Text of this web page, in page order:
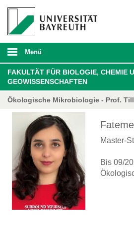
Menü
FAKULTÄT FÜR BIOLOGIE, CHEMIE
GEOWISSENSCHAFTEN
Ökologische Mikrobiologie - Prof.
Master-
Bis 09/